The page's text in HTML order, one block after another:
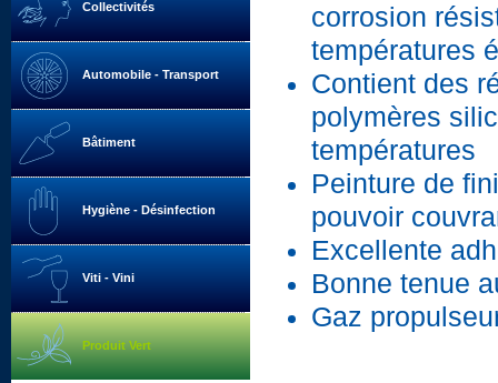
Collectivités
Automobile - Transport
Bâtiment
Hygiène - Désinfection
Viti - Vini
Produit Vert
corrosion
températures
Contient des
polymères
températures
Peinture de
pouvoir
Excellente
Bonne tenue
Gaz